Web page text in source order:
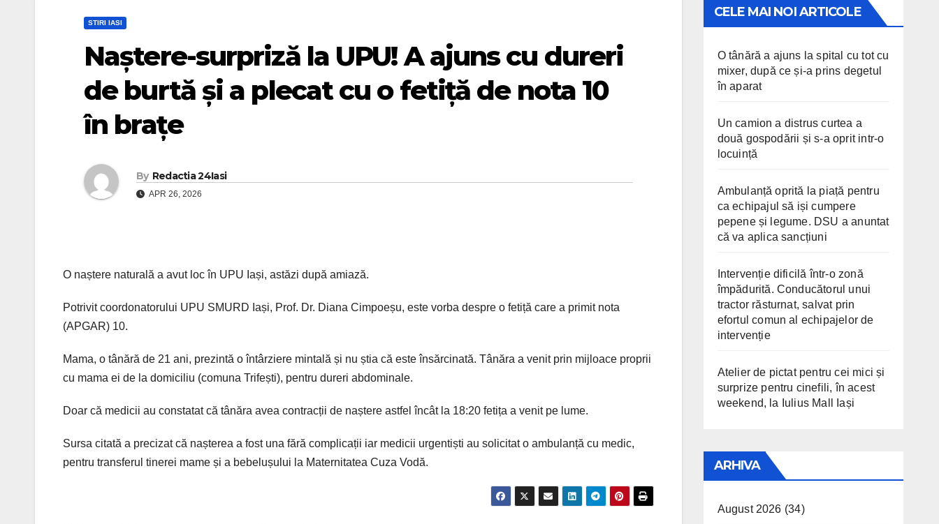
STIRI IASI
Naștere-surpriză la UPU! A ajuns cu dureri
de burtă și a plecat cu o fetiță de nota 10
în brațe
By Redactia 24Iasi
APR 26, 2026
O naștere naturală a avut loc în UPU Iași, astăzi după amiază.
Potrivit coordonatorului UPU SMURD Iași, Prof. Dr. Diana Cimpoeșu, este vorba despre o fetiță care a primit nota
(APGAR) 10.
Mama, o tânără de 21 ani, prezintă o întârziere mintală și nu știa că este însărcinată. Tânăra a venit prin mijloace proprii
cu mama ei de la domiciliu (comuna Trifești), pentru dureri abdominale.
Doar că medicii au constatat că tânăra avea contracții de naștere astfel încât la 18:20 fetița a venit pe lume.
Sursa citată a precizat că nașterea a fost una fără complicații iar medicii urgentiști au solicitat o ambulanță cu medic,
pentru transferul tinerei mame și a bebelușului la Maternitatea Cuza Vodă.
CELE MAI NOI ARTICOLE
O tânără a ajuns la spital cu tot cu
mixer, după ce și-a prins degetul
în aparat
Un camion a distrus curtea a
două gospodării și s-a oprit intr-o
locuință
Ambulanță oprită la piață pentru
ca echipajul să iși cumpere
pepene și legume. DSU a anuntat
că va aplica sancțiuni
Intervenție dificilă într-o zonă
împădurită. Conducătorul unui
tractor răsturnat, salvat prin
efortul comun al echipajelor de
intervenție
Atelier de pictat pentru cei mici și
surprize pentru cinefili, în acest
weekend, la Iulius Mall Iași
ARHIVA
August 2026 (34)